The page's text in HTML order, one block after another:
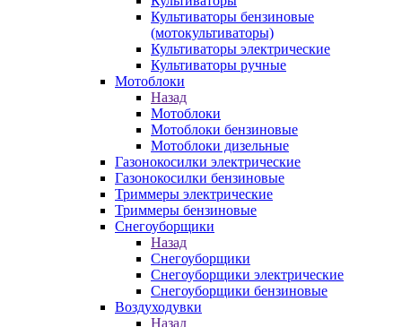
Культиваторы бензиновые
(мотокультиваторы)
Культиваторы электрические
Культиваторы ручные
Мотоблоки
Назад
Мотоблоки
Мотоблоки бензиновые
Мотоблоки дизельные
Газонокосилки электрические
Газонокосилки бензиновые
Триммеры электрические
Триммеры бензиновые
Снегоуборщики
Назад
Снегоуборщики
Снегоуборщики электрические
Снегоуборщики бензиновые
Воздуходувки
Назад